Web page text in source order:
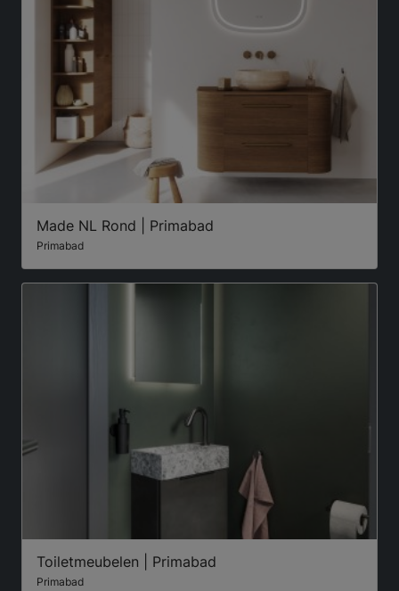
Made NL Rond | Primabad
Primabad
Toiletmeubelen | Primabad
Primabad